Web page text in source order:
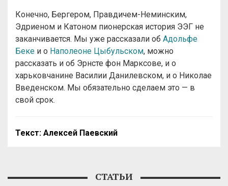
Конечно, Бергером, Правдичем-Неминским,
Эдриеном и Катоном пионерская история ЭЭГ не
заканчивается. Мы уже рассказали об Адольфе
Беке и о Наполеоне Цыбульском, можно
рассказать и об Эрнсте фон Марксове, и о
харьковчанине Василии Данилевском, и о Николае
Введенском. Мы обязательно сделаем это — в
свой срок.
Текст: Алексей Паевский
СТАТЬИ